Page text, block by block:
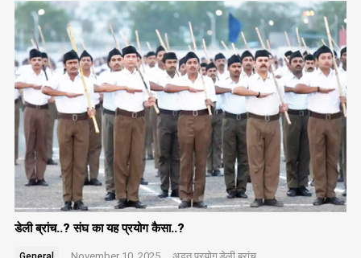
डेली ब्रांच..? संघ का यह प्रयोग कैसा..?